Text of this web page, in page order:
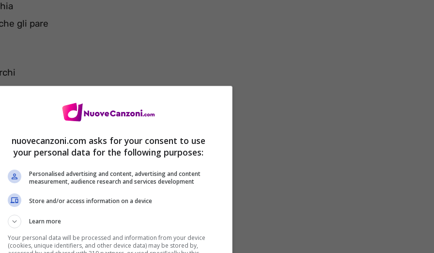
gli pare
nuovecanzoni.com asks for your consent to use
your personal data for the following purposes:
Personalised advertising and content, advertising and content
measurement, audience research and services development
Store and/or access information on a device
Learn more
Your personal data will be processed and information from your device
(cookies, unique identifiers, and other device data) may be stored by,